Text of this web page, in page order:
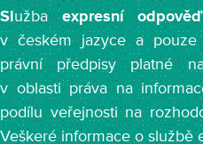
Službaexpresní odpověď
v českém jazyce a
právní předpisy platné
v oblasti práva na
podílu veřejnosti na
Veškeré informace o službě